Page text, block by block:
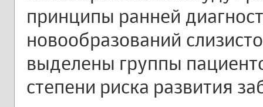
принципы ранней
новообразований
выделены группы
степени риска развития